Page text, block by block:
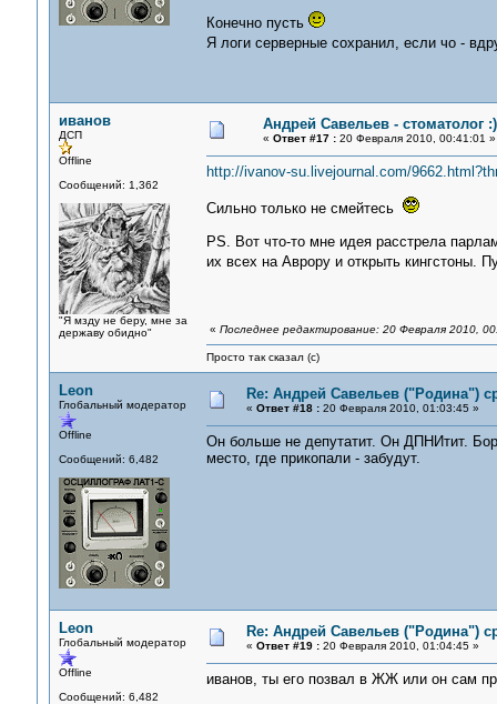
Конечно пусть
Я логи серверные сохранил, если чо -
иванов
ДСП
Offline
Сообщений: 1,362
"Я мзду не беру, мне за
державу обидно"
Андрей Савельев - стоматолог
« Ответ #17 :20 Февраля 2010, 00:41:01 »
http://ivanov-su.livejournal.com/
Сильно только не смейтесь
PS. Вот что-то мне идея расстрела
их всех на Аврору и открыть кингстоны.
« Последнее редактирование: 20 Февраля 2010,
Просто так сказал (с)
Leon
Глобальный модератор
Offline
Сообщений: 6,482
Re: Андрей Савельев ("Родина")
« Ответ #18 :20 Февраля 2010, 01:03:45 »
Он больше не депутатит. Он ДПНИтит.
место, где прикопали - забудут.
Leon
Глобальный модератор
Offline
Сообщений: 6,482
Re: Андрей Савельев ("Родина")
« Ответ #19 :20 Февраля 2010, 01:04:45 »
иванов, ты его позвал в ЖЖ или он сам